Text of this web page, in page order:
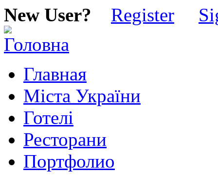
New User? Register
Главная
Міста України
Готелі
Ресторани
Портфолио